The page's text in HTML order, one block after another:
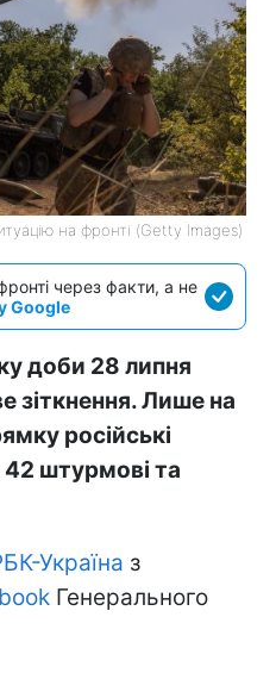
на фронті (Getty Images)
через факти, а не
Google
доби 28 липня
зіткнення. Лише на
російські
42 штурмові та
Україна з
Генерального